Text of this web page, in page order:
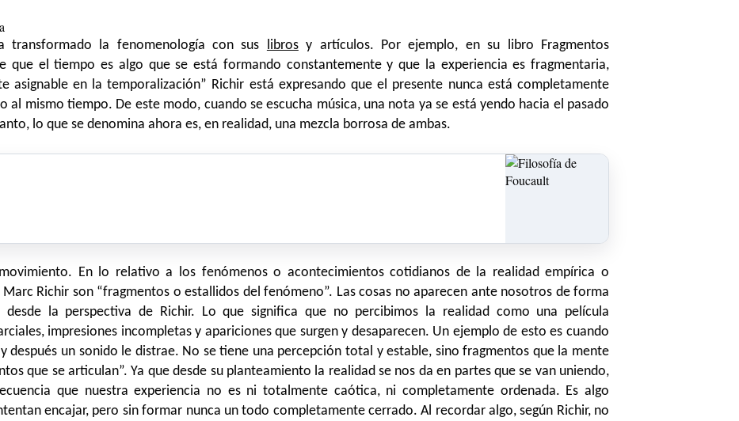
la fenomenología con sus librosy artículos. Por ejemplo, en su libro Fragmentos
que el tiempo es algo que se está formando constantemente y que la experiencia es fragmentaria,
asignable en la temporalización” Richir está expresando que el presente nunca está completamente
mismo tiempo. De este modo, cuando se escucha música, una nota ya se está yendo hacia el pasado
lo que se denomina ahora es, en realidad, una mezcla borrosa de ambas.
En lo relativo a los fenómenos o acontecimientos cotidianos de la realidad empírica o
Richir son “fragmentos o estallidos del fenómeno”. Las cosas no aparecen ante nosotros de forma
la perspectiva de Richir. Lo que significa que no percibimos la realidad como una película
impresiones incompletas y apariciones que surgen y desaparecen. Un ejemplo de esto es cuando
después un sonido le distrae. No se tiene una percepción total y estable, sino fragmentos que la mente
que se articulan”. Ya que desde su planteamiento la realidad se nos da en partes que se van uniendo,
que nuestra experiencia no es ni totalmente caótica, ni completamente ordenada. Es algo
encajar, pero sin formar nunca un todo completamente cerrado. Al recordar algo, según Richir, no